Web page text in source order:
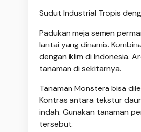
Sudut Industrial Tropis
Padukan meja semen
lantai yang dinamis.
dengan iklim di Indonesia.
tanaman di sekitarnya.
Tanaman Monstera bisa
Kontras antara tekstur
indah. Gunakan tanaman
tersebut.